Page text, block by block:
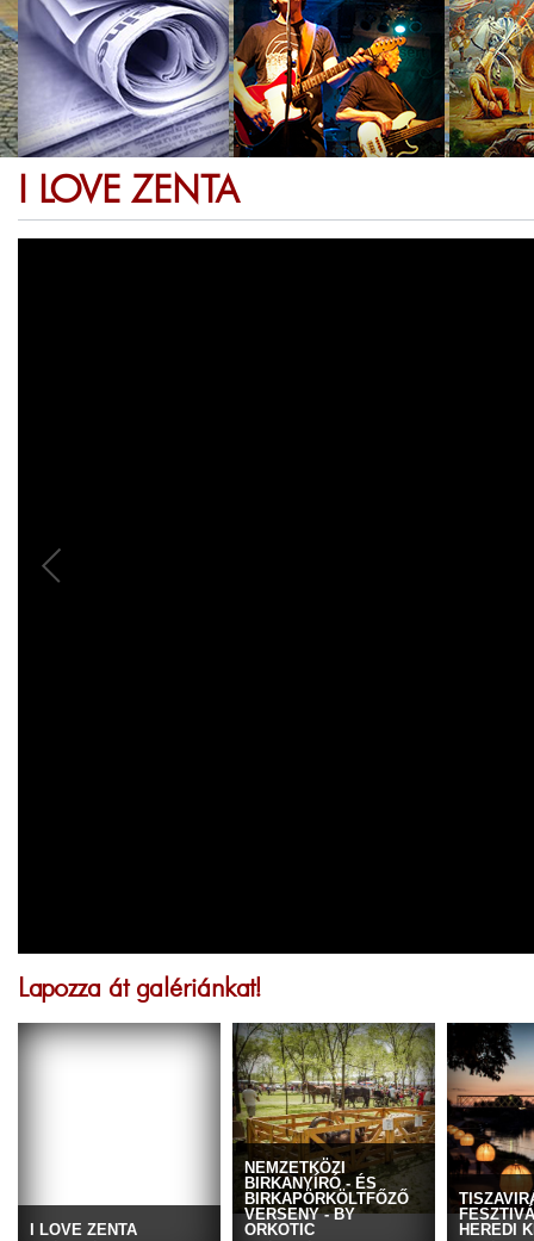
I LOVE ZENTA
Lapozza át galériánkat!
I LOVE ZENTA
NEMZETKÖZI
BIRKANYÍRÓ - ÉS
BIRKAPÖRKÖLTFŐZŐ
VERSENY - BY
ORKOTIC
HEREDI